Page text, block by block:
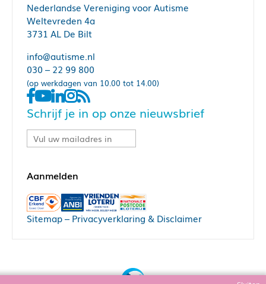
Nederlandse Vereniging voor Autisme
Weltevreden 4a
3731 AL De Bilt
info@autisme.nl
030 – 22 99 800
(op werkdagen van 10.00 tot 14.00)
Schrijf je in op onze nieuwsbrief
Sitemap– Privacyverklaring & Disclaimer